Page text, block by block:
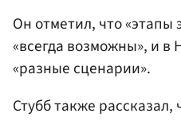
Он отметил, что
«всегда возможны», и
«разные сценарии».
Стубб также